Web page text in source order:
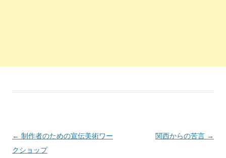
投稿ナビゲーション
← 制作者のための宣伝美術ワー
クショップ
関西からの苦言 →